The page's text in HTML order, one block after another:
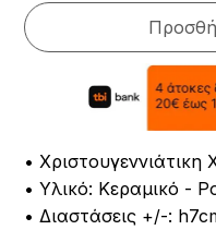
•
• Υλικό: Κεραμικό -
• Διαστάσεις +/-: